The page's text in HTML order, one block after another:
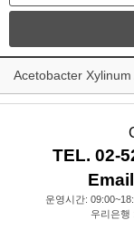
Acetobacter
TEL. 02-
운영시간:
우리은행